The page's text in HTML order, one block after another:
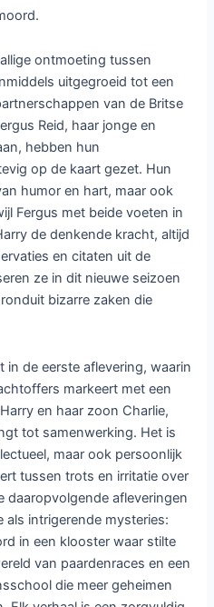
ontmoeting tussen
uitgegroeid tot een
van de Britse
Reid, haar jonge en
hebben hun
op de kaart gezet. Hun
humor en hart, maar ook
Fergus met beide voeten in
de denkende kracht, altijd
en citaten uit de
ze in dit nieuwe seizoen
bizarre zaken die
de eerste aflevering, waarin
markeert met een
en haar zoon Charlie,
tot samenwerking. Het is
maar ook persoonlijk
tussen trots en irritatie over
daaropvolgende afleveringen
als intrigerende mysteries:
in een klooster waar stilte
van paardenraces en een
die meer geheimen